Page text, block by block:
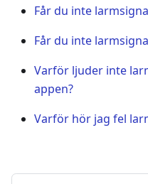
Får du inte
Får du inte
Varför ljuder inte
appen?
Varför hör jag fel